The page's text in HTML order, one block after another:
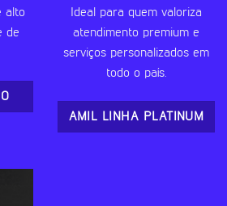
alto
de
Ideal para quem valoriza
atendimento premium e
serviços personalizados em
todo o país.
AMIL LINHA PLATINUM